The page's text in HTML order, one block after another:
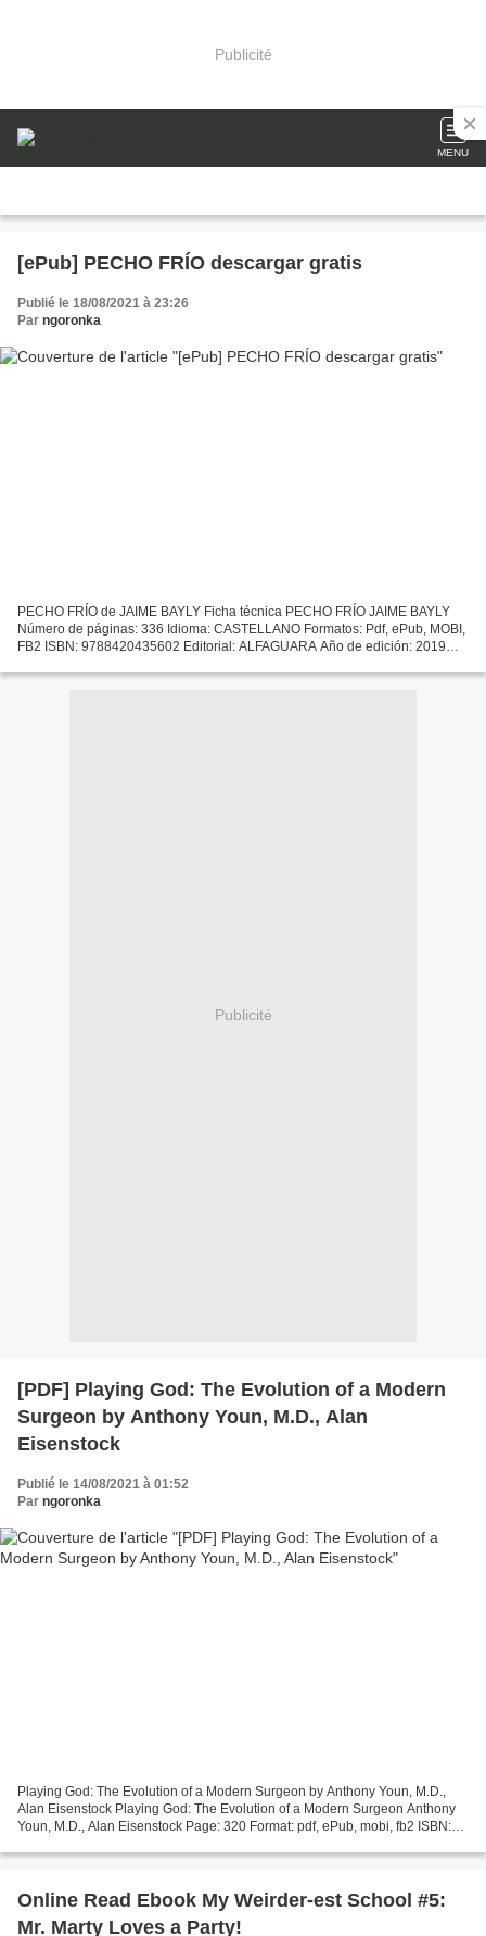
Publicité
MENU
[ePub] PECHO FRÍO descargar gratis
Publié le 18/08/2021 à 23:26
Par ngoronka
PECHO FRÍO de JAIME BAYLY Ficha técnica PECHO FRÍO JAIME BAYLY
Número de páginas: 336 Idioma: CASTELLANO Formatos: Pdf, ePub, MOBI,
FB2 ISBN: 9788420435602 Editorial: ALFAGUARA Año de edición: 2019
Publicité
[PDF] Playing God: The Evolution of a Modern
Surgeon by Anthony Youn, M.D., Alan
Eisenstock
Publié le 14/08/2021 à 01:52
Par ngoronka
Playing God: The Evolution of a Modern Surgeon by Anthony Youn, M.D.,
Alan Eisenstock Playing God: The Evolution of a Modern Surgeon Anthony
Youn, M.D., Alan Eisenstock Page: 320 Format: pdf, ePub, mobi, fb2 ISBN:
Online Read Ebook My Weirder-est School #5:
Mr. Marty Loves a Party!